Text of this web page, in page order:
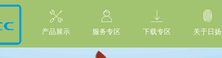
reason: high risk: Unsafe Implementation Of Subresource Integrity /*
产品展示 服务专区 下载专区 关于日扬